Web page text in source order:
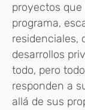
proyectos
programa,
residenciales,
desarrollos
todo, pero
responden a
allá de sus